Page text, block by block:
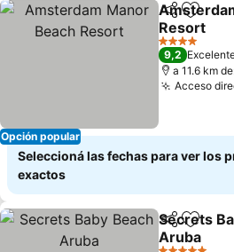
Opción popular
Compartir
Resort
4 Estrellas
9,2
a 11.6 km
Acceso
Seleccioná las fechas para ver los
exactos
Compartir
Secrets
Aruba